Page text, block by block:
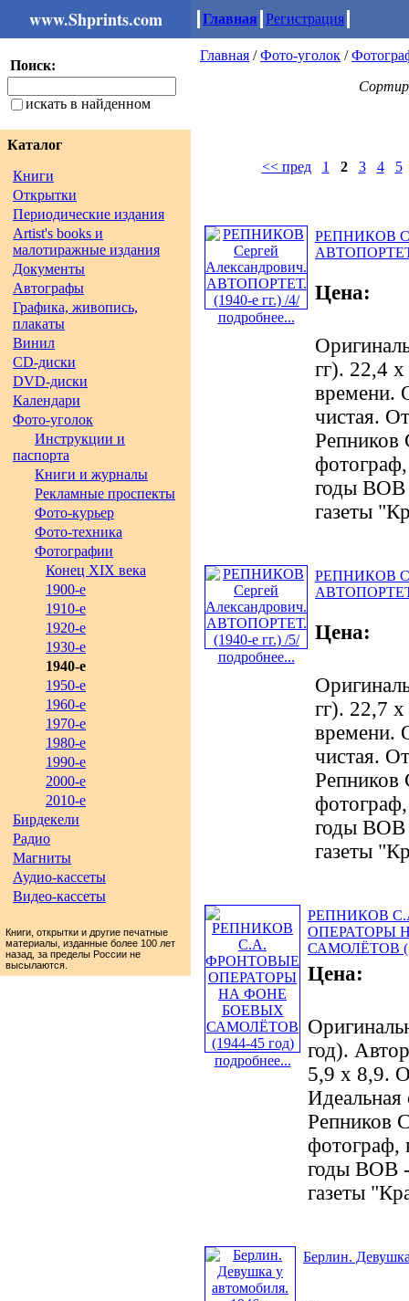
www.Shprints.com Главная Регистрация
Поиск:
искать в найденном
Каталог
Книги
Открытки
Периодические издания
Artist's books и
малотиражные издания
Документы
Автографы
Графика, живопись,
плакаты
Винил
CD-диски
DVD-диски
Календари
Фото-уголок
Инструкции и
паспорта
Книги и журналы
Рекламные проспекты
Фото-курьер
Фото-техника
Фотографии
Конец XIX века
1900-е
1910-е
1920-е
1930-е
1940-е
1950-е
1960-е
1970-е
1980-е
1990-е
2000-е
2010-е
Бирдекели
Радио
Магниты
Аудио-кассеты
Видео-кассеты
Книги, открытки и другие печатные
материалы, изданные более 100 лет
назад, за пределы России не
высылаются.
Главная /Фото-уголок /
<< пред 1 2 3 4 5
подробнее...
РЕПНИКОВ
АВТОПОРТЕТ.
Цена:
гг). 22,4
времени.
чистая.
Репников
годы ВОВ
газеты
подробнее...
РЕПНИКОВ
АВТОПОРТЕТ.
Цена:
гг). 22,7
времени.
чистая.
Репников
годы ВОВ
газеты
подробнее...
РЕПНИКОВ
ОПЕРАТОРЫ
САМОЛЁТОВ
Цена:
год).
5,9 х 8,9.
Идеальная
Репников
фотограф,
годы ВОВ -
газеты
Берлин.